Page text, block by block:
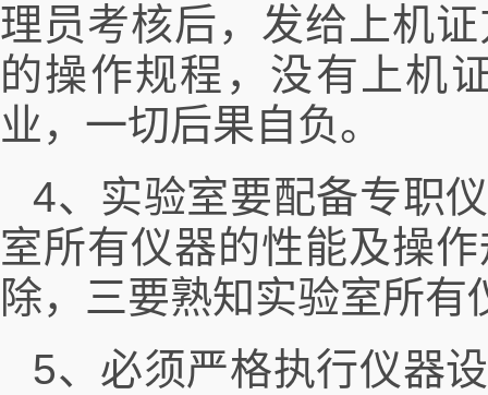
理员考核后，发给上机
的操作规程，没有上机
业，一切后果自负。
4、实验室要配备专职
室所有仪器的性能及操
除，三要熟知实验室所
5、必须严格执行仪器